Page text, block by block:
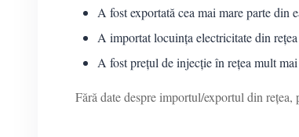
A fost exportată cea mai mare parte din
A importat locuința electricitate din
A fost prețul de injecție în rețea mult
Fără date despre importul/exportul din